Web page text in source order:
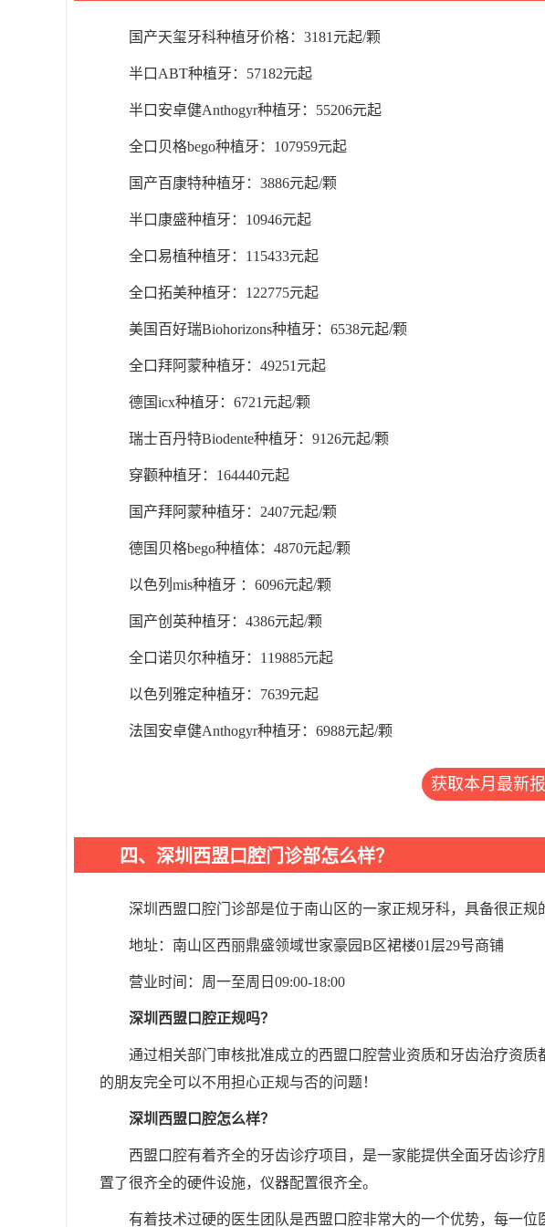
国产天玺牙科种植牙价格：3181元起/颗
半口ABT种植牙：57182元起
半口安卓健Anthogyr种植牙：55206元起
全口贝格bego种植牙：107959元起
国产百康特种植牙：3886元起/颗
半口康盛种植牙：10946元起
全口易植种植牙：115433元起
全口拓美种植牙：122775元起
美国百好瑞Biohorizons种植牙：6538元起/颗
全口拜阿蒙种植牙：49251元起
德国icx种植牙：6721元起/颗
瑞士百丹特Biodente种植牙：9126元起/颗
穿颧种植牙：164440元起
国产拜阿蒙种植牙：2407元起/颗
德国贝格bego种植体：4870元起/颗
以色列mis种植牙 ：6096元起/颗
国产创英种植牙：4386元起/颗
全口诺贝尔种植牙：119885元起
以色列雅定种植牙：7639元起
法国安卓健Anthogyr种植牙：6988元起/颗
获取本月最新
四、深圳西盟口腔门诊部怎么样？
深圳西盟口腔门诊部是位于南山区的一家正规牙科，具备很正规
地址：南山区西丽鼎盛领域世家豪园B区裙楼01层29号商铺
营业时间：周一至周日09:00-18:00
深圳西盟口腔正规吗？
通过相关部门审核批准成立的西盟口腔营业资质和牙齿治疗资
的朋友完全可以不用担心正规与否的问题！
深圳西盟口腔怎么样？
西盟口腔有着齐全的牙齿诊疗项目，是一家能提供全面牙齿诊
置了很齐全的硬件设施，仪器配置很齐全。
有着技术过硬的医生团队是西盟口腔非常大的一个优势，每一